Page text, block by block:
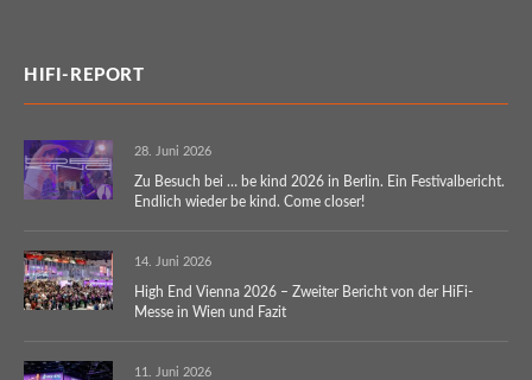
HIFI-REPORT
28. Juni 2026
Zu Besuch bei … be kind 2026 in Berlin. Ein Festivalbericht.
Endlich wieder be kind. Come closer!
14. Juni 2026
High End Vienna 2026 – Zweiter Bericht von der HiFi-
Messe in Wien und Fazit
11. Juni 2026